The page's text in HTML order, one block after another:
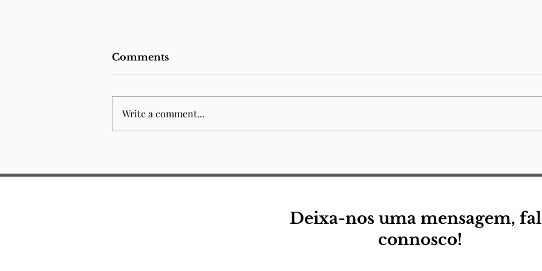
que ultrapassa qualquer
Arma Contra a Ditadura
Comments
Write a comment...
Deixa-nos uma mensagem,
connosco!